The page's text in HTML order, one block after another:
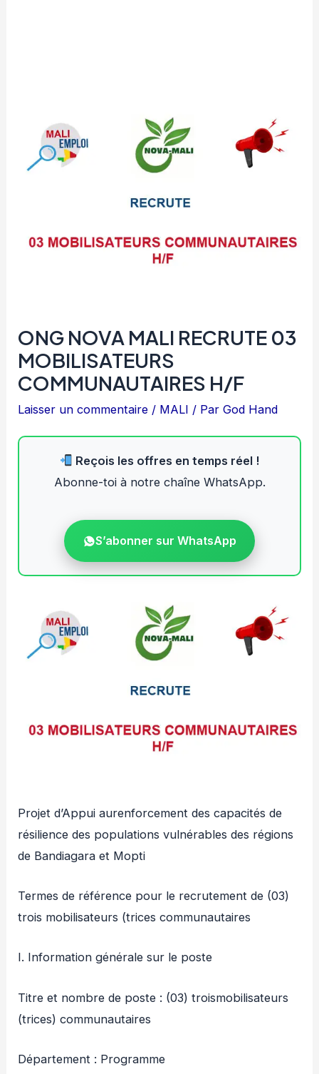
ONG NOVA MALI RECRUTE 03
MOBILISATEURS
COMMUNAUTAIRES H/F
Laisser un commentaire / MALI / ParGod Hand
Reçois les offres en temps réel !
Abonne-toi à notre chaîne WhatsApp.
S’abonner sur WhatsApp
Projet d’Appui aurenforcement des capacités de
résilience des populations vulnérables des régions
de Bandiagara et Mopti
Termes de référence pour le recrutement de (03)
trois mobilisateurs (trices communautaires
I. Information générale sur le poste
Titre et nombre de poste : (03) troismobilisateurs
(trices) communautaires
Département : Programme